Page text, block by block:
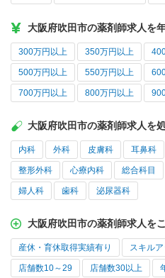
大阪府吹田市の薬剤師求人を
300万円以上 350万円以上
500万円以上 550万円以上
700万円以上 800万円以上
大阪府吹田市の薬剤師求人を
内科 外科 皮膚科 耳鼻科
整形外科 心療内科 総合科目
婦人科 歯科 泌尿器科
大阪府吹田市の薬剤師求人を
産休・育休取得実績有り スキル
店舗数10～29 店舗数30以上